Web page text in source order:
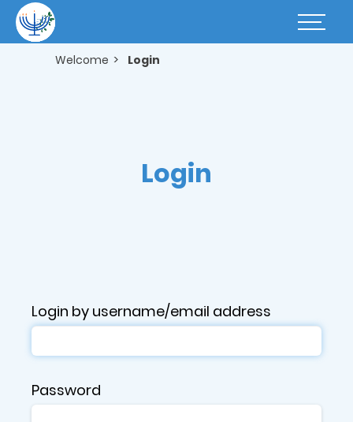
main
content
Basculer
Welcome Login
Login
Login by username/email address
Password